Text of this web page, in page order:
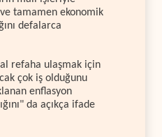
tamamen ekonomik
defalarca
refaha ulaşmak için
çok iş olduğunu
enflasyon
da açıkça ifade